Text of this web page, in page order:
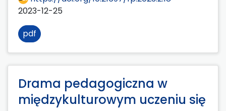
2023-12-25
pdf
Drama pedagogiczna w
międzykulturowym uczeniu się